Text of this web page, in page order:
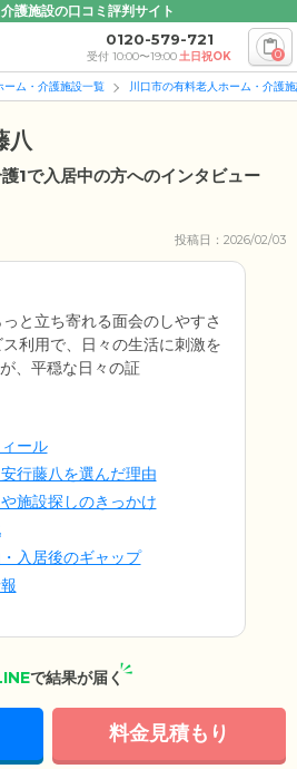
護施設の口コミ評判サイト
0120-579-721
受付 10:00〜19:00土日祝OK 0
ーム・介護施設一覧 川口市の有料老人ホーム・介護
八
1で入居中の方へのインタビュー
投稿日：2026/02/03
と立ち寄れる面会のしやすさ
利用で、日々の生活に刺激を
、平穏な日々の証
ール
行藤八を選んだ理由
施設探しのきっかけ
入居後のギャップ
で結果が届く
料金見積もり